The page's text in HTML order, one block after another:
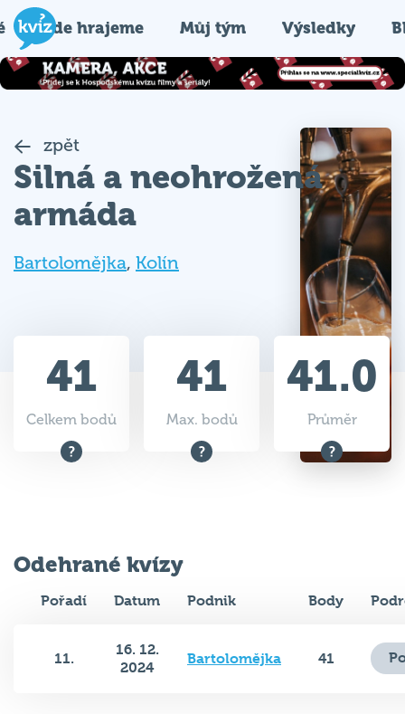
Kde hrajeme Můj tým Výsledky
zpět
Silná a neohrožená
armáda
Bartolomějka, Kolín
41
Celkem bodů
41
Max. bodů
41.0
Průměr
Odehrané kvízy
Pořadí Datum Podnik Body
11.
16. 12.
2024
Bartolomějka 41